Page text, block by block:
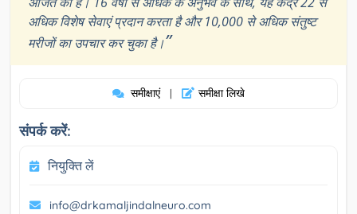
अधिक विशेष सेवाएं प्रदान करता है और 10,000 से अधिक संतुष्ट
मरीजों का उपचार कर चुका है।”
समीक्षाएं | समीक्षा लिखे
संपर्क करें:
नियुक्ति लें
info@drkamaljindalneuro.com